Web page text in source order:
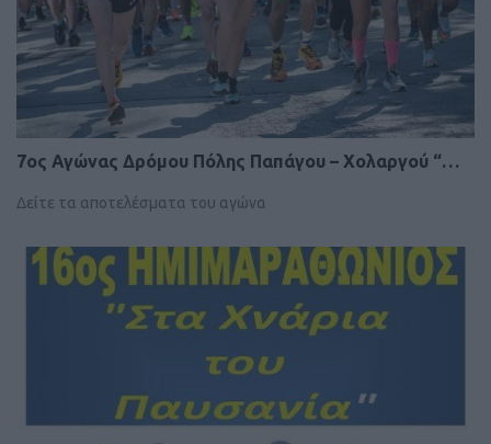
7ος Αγώνας Δρόμου Πόλης Παπάγου – Χολαργού “…
Δείτε τα αποτελέσματα του αγώνα